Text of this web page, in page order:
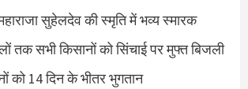
सुहेलदेव की स्मृति में भव्य स्मारक
तक सभी किसानों को सिंचाई पर मुफ्त बिजली
को 14 दिन के भीतर भुगतान